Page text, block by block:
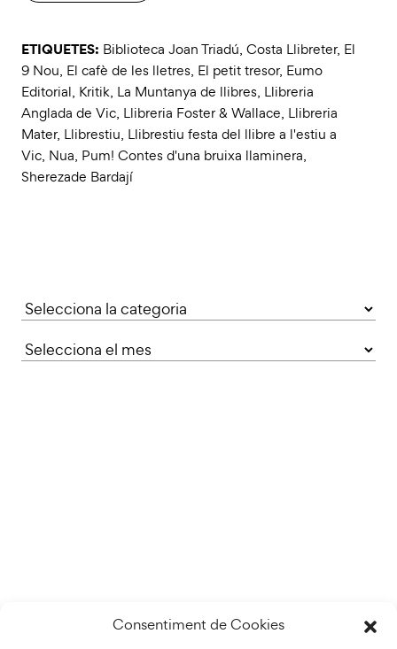
Consentiment de Cookies
ETIQUETES: Biblioteca Joan Triadú, Costa Llibreter, El
9 Nou, El cafè de les lletres, El petit tresor, Eumo
Editorial, Kritik, La Muntanya de llibres, Llibreria
Anglada de Vic, Llibreria Foster & Wallace, Llibreria
Mater, Llibrestiu, Llibrestiu festa del llibre a l'estiu a
Vic, Nua, Pum! Contes d'una bruixa llaminera,
Sherezade Bardají
Categories